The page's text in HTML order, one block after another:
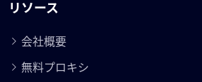
リソース
会社概要
無料プロキシ